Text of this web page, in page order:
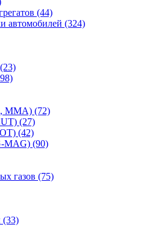
(44)
автомобилей (324)
(23)
MMA) (72)
(27)
(42)
MAG) (90)
газов (75)
(33)